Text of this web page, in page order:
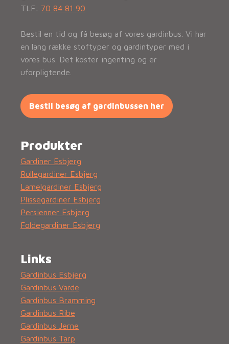
TLF: 70 84 81 90
Bestil en tid og få besøg af vores gardinbus. Vi har
en lang række stoftyper og gardintyper med i
vores bus. Det koster ingenting og er
uforpligtende.
Bestil besøg af gardinbussen her
Produkter
Gardiner Esbjerg
Rullegardiner Esbjerg
Lamelgardiner Esbjerg
Plissegardiner Esbjerg
Persienner Esbjerg
Foldegardiner Esbjerg
Links
Gardinbus Esbjerg
Gardinbus Varde
Gardinbus Bramming
Gardinbus Ribe
Gardinbus Jerne
Gardinbus Tarp